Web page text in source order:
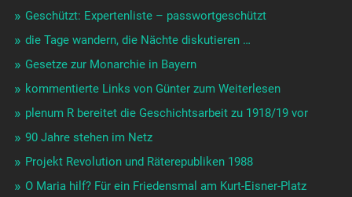
Geschützt: Expertenliste – passwortgeschützt
die Tage wandern, die Nächte diskutieren …
Gesetze zur Monarchie in Bayern
kommentierte Links von Günter zum Weiterlesen
plenum R bereitet die Geschichtsarbeit zu 1918/19 vor
90 Jahre stehen im Netz
Projekt Revolution und Räterepubliken 1988
O Maria hilf? Für ein Friedensmal am Kurt-Eisner-Platz